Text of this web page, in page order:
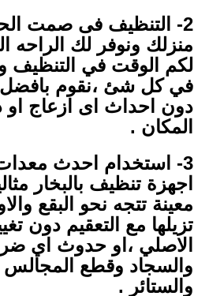
2- التنظيف فى صمت
منزلك ونوفر لك الراحه
لكم الوقت في التنظيف
في كل شئ ،نقوم بافضل
دون احداث اى ازعاج
المكان .
3- استخدام احدث
اجهزة تنظيف بالبخار
معينة تتجه نحو البقع
تزيلها مع التعقيم دون
الاصلي ،او حدوث اي
والسجاد وقطع
والستائر .